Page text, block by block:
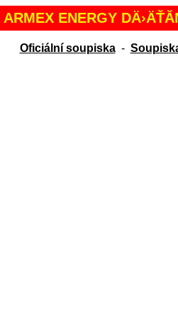
ARMEX ENERGY
Oficiální soupiska-